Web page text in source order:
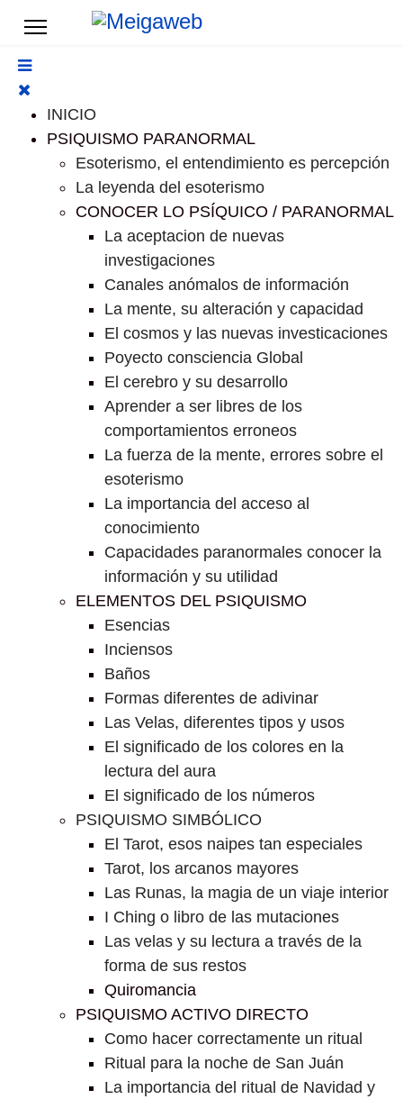
INICIO
PSIQUISMO PARANORMAL
Esoterismo, el entendimiento es percepción
La leyenda del esoterismo
CONOCER LO PSÍQUICO / PARANORMAL
La aceptacion de nuevas
investigaciones
Canales anómalos de información
La mente, su alteración y capacidad
El cosmos y las nuevas investicaciones
Poyecto consciencia Global
El cerebro y su desarrollo
Aprender a ser libres de los
comportamientos erroneos
La fuerza de la mente, errores sobre el
esoterismo
La importancia del acceso al
conocimiento
Capacidades paranormales conocer la
información y su utilidad
ELEMENTOS DEL PSIQUISMO
Esencias
Inciensos
Baños
Formas diferentes de adivinar
Las Velas, diferentes tipos y usos
El significado de los colores en la
lectura del aura
El significado de los números
PSIQUISMO SIMBÓLICO
El Tarot, esos naipes tan especiales
Tarot, los arcanos mayores
Las Runas, la magia de un viaje interior
I Ching o libro de las mutaciones
Las velas y su lectura a través de la
forma de sus restos
Quiromancia
PSIQUISMO ACTIVO DIRECTO
Como hacer correctamente un ritual
Ritual para la noche de San Juán
La importancia del ritual de Navidad y